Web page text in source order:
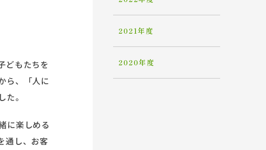
どもたちを
ら、「人に
。
に楽しめる
通し、お客
2021年度
2020年度